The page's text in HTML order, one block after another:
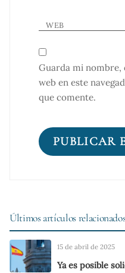
WEB
Guarda mi
web en este
que comente.
Últimos artículos relacionados
15 de abril de 2025
Ya es posible